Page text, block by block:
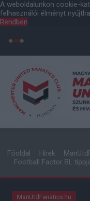
A weboldalunkon cookie-
felhasználói élményt
Rendben
Főoldal Hírek
Football Factor BL
ManUtdFanatics.hu